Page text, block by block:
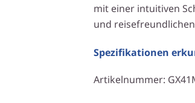
mit einer intuitiven
und
Spezifikationen
Artikelnummer: